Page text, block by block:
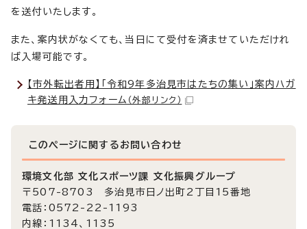
を送付いたします。
また、案内状がなくても、当日にて受付を済ませていただけれ
ば入場可能です。
【市外転出者用】「令和9年多治見市はたちの集い」案内ハガ
キ発送用入力フォーム （外部リンク）
このページに関する お問い合わせ
環境文化部 文化スポーツ課 文化振興グループ
〒507-8703 多治見市日ノ出町2丁目15番地
電話：0572-22-1193
内線：1134、1135